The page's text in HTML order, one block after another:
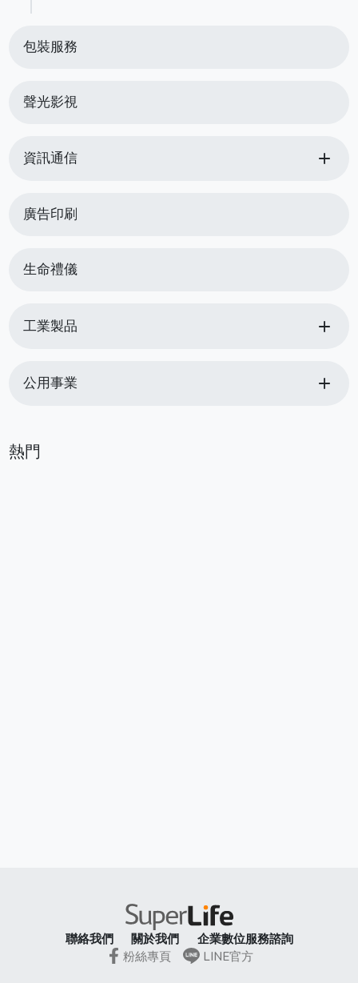
包裝服務
聲光影視
資訊通信 add
廣告印刷
生命禮儀
工業製品 add
公用事業 add
熱門
聯絡我們 關於我們
企業數位服務諮詢
粉絲專頁
LINE官方